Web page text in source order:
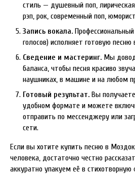
стиль — душевный поп,
рэп, рок, современный поп,
Запись вокала.
голосов) исполняет готовую
Сведение и мастеринг. Мы
баланса, чтобы песня красиво
наушниках, в машине и на любом
Готовый результат. Вы
удобном формате и можете
отправить по мессенджеру или
сети.
Если вы хотите купить песню в
человека, достаточно честно
аккуратно упакуем её в